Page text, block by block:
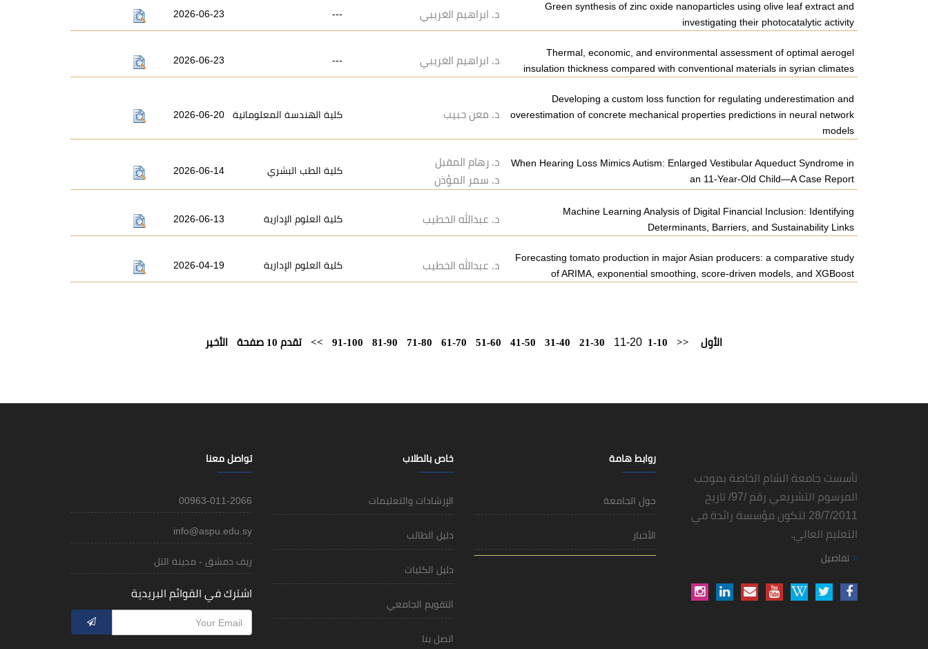
Green synthesis of zinc oxide nanoparticles using olive leaf extract and
investigating their photocatalytic activity
د. ابراهيم الغريبي ---
2026-06-23
Thermal, economic, and environmental assessment of optimal aerogel
insulation thickness compared with conventional materials in syrian climates
د. ابراهيم الغريبي ---
2026-06-23
Developing a custom loss function for regulating underestimation and
overestimation of concrete mechanical properties predictions in neural network
models
د. معن حبيب كلية الهندسة المعلوماتية 2026-06-20
When Hearing Loss Mimics Autism: Enlarged Vestibular Aqueduct Syndrome in
an 11-Year-Old Child—A Case Report
د. رهام المقبل
د. سمر المؤذن
كلية الطب البشري 2026-06-14
Machine Learning Analysis of Digital Financial Inclusion: Identifying
Determinants, Barriers, and Sustainability Links
د. عبدالله الخطيب كلية العلوم الإدارية 2026-06-13
Forecasting tomato production in major Asian producers: a comparative study
of ARIMA, exponential smoothing, score-driven models, and XGBoost
د. عبدالله الخطيب كلية العلوم الإدارية 2026-04-19
الأول <<
1-10
21-30
31-40
41-50
51-60
61-70
71-80
81-90
91-100
>> تقدم 10 صفحة الأخير
تأسست جامعة الشام الخاصة بموجب
المرسوم التشريعي رقم /97/ تاريخ
28/7/2011 لتكون مؤسسة رائدة في
التعليم العالي.
تفاصيل
روابط هامة
حول الجامعة
الأخبار
خاص بالطلاب
الإرشادات والتعليمات
دليل الطالب
دليل الكليات
التقويم الجامعي
اتصل بنا
تواصل معنا
00963-011-2066
info@aspu.edu.sy
ريف دمشق - مدينة التل
اشترك في القوائم البريدية